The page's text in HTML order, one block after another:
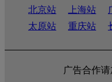
北京站 上海站
太原站
重庆站
广告合作请